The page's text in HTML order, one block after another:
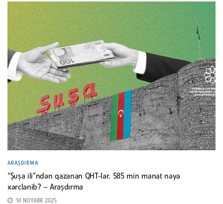
ARAŞDIRMA
“Şuşa ili”ndən qazanan QHT-lər. 585 min manat nəyə
xərclənib? – Araşdırma
14 NOYABR 2025